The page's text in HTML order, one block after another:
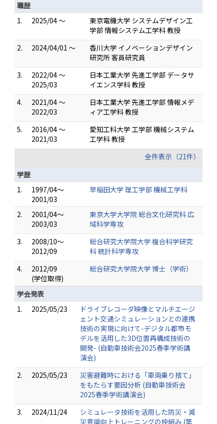
職歴
1.
2025/04 ～
東京電機大学 システムデザイン工
学部 情報システム工学科 教授
2.
2024/04/01 ～
香川大学 イノベーションデザイン
研究所 客員研究員
3.
2022/04 ～
2025/03
日本工業大学 先進工学部 データサ
イエンス学科 教授
4.
2021/04 ～
2022/03
日本工業大学 先進工学部 情報メデ
ィア工学科 教授
5.
2016/04 ～
2021/03
愛知工科大学 工学部 機械システム
工学科 教授
全件表示（21件）
学歴
1.
1997/04～
2001/03
早稲田大学 理工学部 機械工学科
2.
2001/04～
2003/03
東京大学大学院 総合文化研究科 広
域科学専攻
3.
2008/10～
2012/09
総合研究大学院大学 複合科学研究
科 統計科学専攻
4.
2012/09
(学位取得)
総合研究大学院大学 博士（学術）
学会発表
1.
2025/05/23
ドライブレコーダ映像とマルチエージ
ェント交通シミュレーションとの連携
技術の実現に向けて-デジタル都市モ
デルを活用した3D位置再構成技術の
開発- (自動車技術会2025春季学術講
演会)
2.
2025/05/23
災害避難時における「車両乗り捨て」
をもたらす要因分析 (自動車技術会
2025春季学術講演会)
3.
2024/11/24
シミュレータ技術を活用した防災・減
災意識向上トレーニングの枠組み (第